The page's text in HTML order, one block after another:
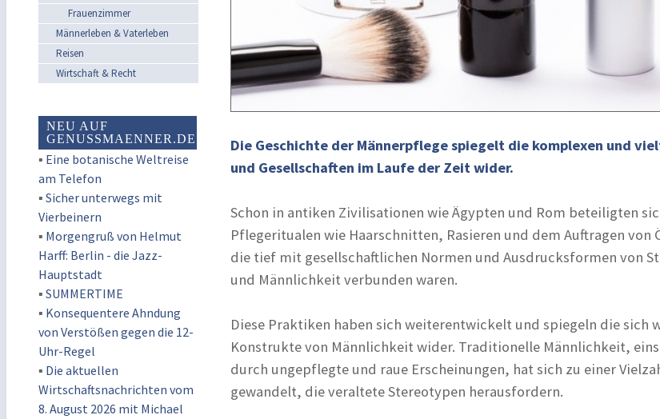
Frauenzimmer
Männerleben & Vaterleben
Reisen
Wirtschaft & Recht
NEU AUF
GENUSSMAENNER.DE
▪ Eine botanische Weltreise
am Telefon
▪ Sicher unterwegs mit
Vierbeinern
▪ Morgengruß von Helmut
Harff: Berlin - die Jazz-
Hauptstadt
▪ SUMMERTIME
▪ Konsequentere Ahndung
von Verstößen gegen die 12-
Uhr-Regel
▪ Die aktuellen
Wirtschaftsnachrichten vom
8. August 2026 mit Michael
Die Geschichte der Männerpflege spiegelt die komplexen und
und Gesellschaften im Laufe der Zeit wider.
Schon in antiken Zivilisationen wie Ägypten und Rom beteiligten
Pflegeritualen wie Haarschnitten, Rasieren und dem Auftragen von
die tief mit gesellschaftlichen Normen und Ausdrucksformen von
und Männlichkeit verbunden waren.
Diese Praktiken haben sich weiterentwickelt und spiegeln die sich
Konstrukte von Männlichkeit wider. Traditionelle Männlichkeit,
durch ungepflegte und raue Erscheinungen, hat sich zu einer
gewandelt, die veraltete Stereotypen herausfordern.